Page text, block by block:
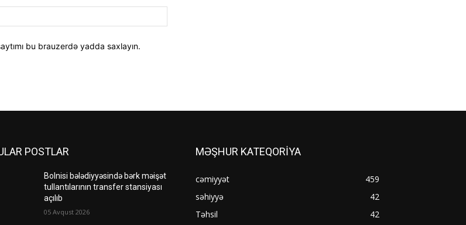
bu brauzerdə yadda saxlayın.
POSTLAR
Bolnisi bələdiyyəsində bərk məişət
tullantılarının transfer stansiyası
açılıb
05 Avqust 2026
MƏŞHUR KATEQORİYA
cəmiyyət
459
səhiyyə
42
Təhsil
42